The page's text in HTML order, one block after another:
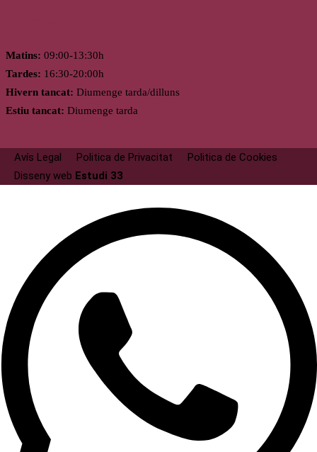
Matins: 09:00-13:30h
Tardes: 16:30-20:00h
Hivern tancat: Diumenge tarda/dilluns
Estiu tancat: Diumenge tarda
Avís Legal Politica de Privacitat
Politica de Cookies
Disseny web Estudi 33